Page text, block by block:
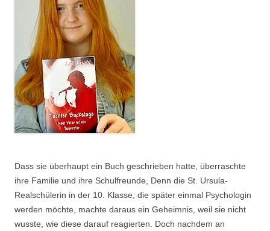
Dass sie überhaupt ein Buch geschrieben hatte, überraschte
ihre Familie und ihre Schulfreunde, Denn die St. Ursula-
Realschülerin in der 10. Klasse, die später einmal Psychologin
werden möchte, machte daraus ein Geheimnis, weil sie nicht
wusste, wie diese darauf reagierten. Doch nachdem an